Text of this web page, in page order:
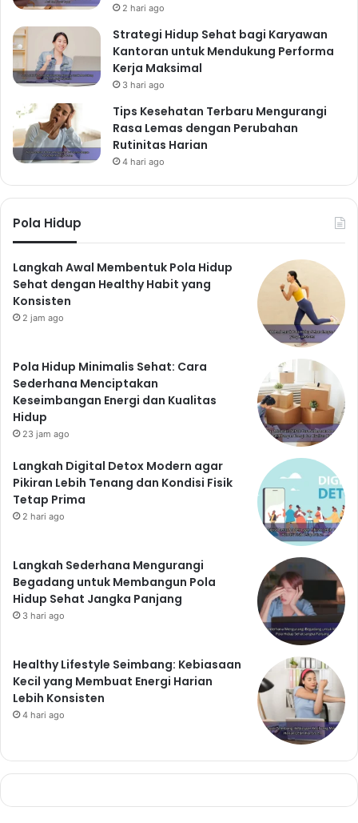
2 hari ago
Strategi Hidup Sehat bagi Karyawan
Kantoran untuk Mendukung Performa
Kerja Maksimal
3 hari ago
Tips Kesehatan Terbaru Mengurangi
Rasa Lemas dengan Perubahan
Rutinitas Harian
4 hari ago
Pola Hidup
Langkah Awal Membentuk Pola Hidup
Sehat dengan Healthy Habit yang
Konsisten
2 jam ago
Pola Hidup Minimalis Sehat: Cara
Sederhana Menciptakan
Keseimbangan Energi dan Kualitas
Hidup
23 jam ago
Langkah Digital Detox Modern agar
Pikiran Lebih Tenang dan Kondisi Fisik
Tetap Prima
2 hari ago
Langkah Sederhana Mengurangi
Begadang untuk Membangun Pola
Hidup Sehat Jangka Panjang
3 hari ago
Healthy Lifestyle Seimbang: Kebiasaan
Kecil yang Membuat Energi Harian
Lebih Konsisten
4 hari ago